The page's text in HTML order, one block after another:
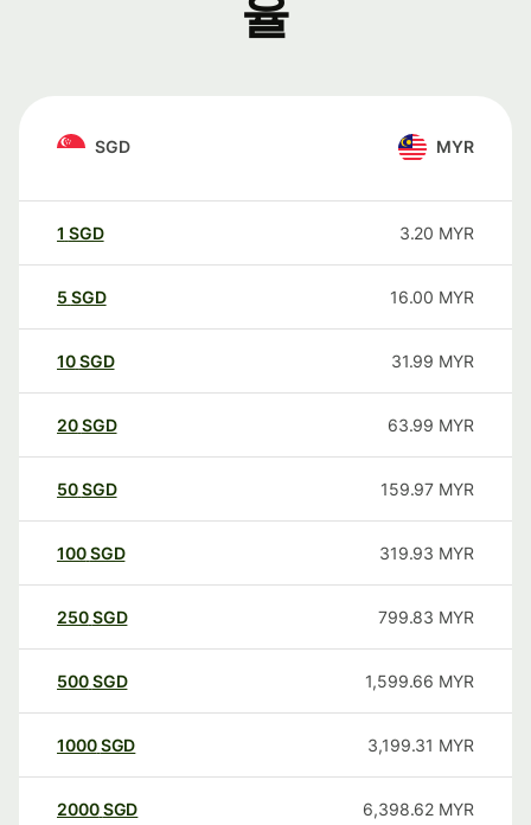
율
SGD MYR
1 SGD 3.20 MYR
5 SGD 16.00 MYR
10SGD 31.99 MYR
20SGD 63.99 MYR
50SGD 159.97 MYR
100SGD 319.93 MYR
250SGD 799.83 MYR
500SGD 1,599.66 MYR
1000SGD 3,199.31 MYR
2000SGD 6,398.62 MYR